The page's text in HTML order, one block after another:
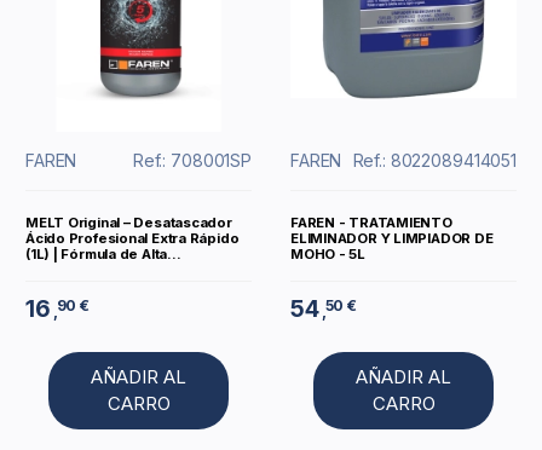
FAREN Ref.: 708001SP
MELT Original – Desatascador
Ácido Profesional Extra Rápido
(1L) | Fórmula de Alta...
16 ,90 €
AÑADIR AL
CARRO
FAREN Ref.: 8022089414051
FAREN - TRATAMIENTO
ELIMINADOR Y LIMPIADOR DE
MOHO - 5L
54 ,50 €
AÑADIR AL
CARRO